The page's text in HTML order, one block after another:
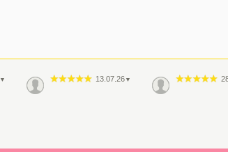
▼ 13.07.26 ▼